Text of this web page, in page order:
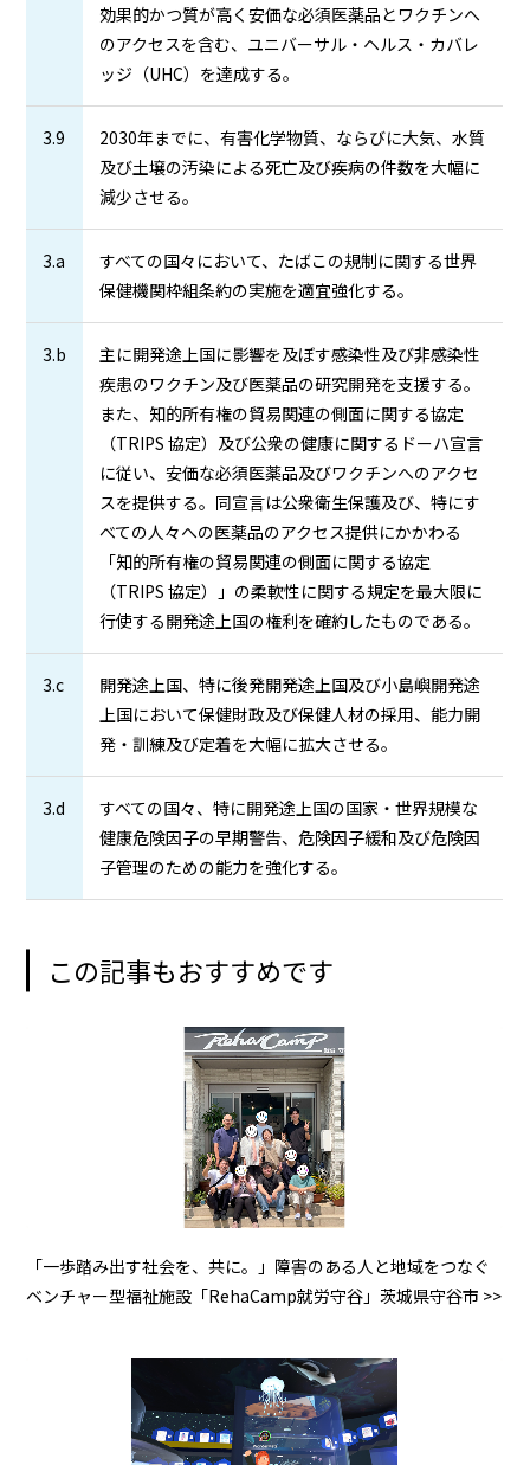
効果的かつ質が高く安価な必須医薬品とワクチンへ
のアクセスを含む、ユニバーサル・ヘルス・カバレ
ッジ（UHC）を達成する。
3.9
2030年までに、有害化学物質、ならびに大気、水質
及び土壌の汚染による死亡及び疾病の件数を大幅に
減少させる。
3.a
すべての国々において、たばこの規制に関する世界
保健機関枠組条約の実施を適宜強化する。
3.b
主に開発途上国に影響を及ぼす感染性及び非感染性
疾患のワクチン及び医薬品の研究開発を支援する。
また、知的所有権の貿易関連の側面に関する協定
（TRIPS 協定）及び公衆の健康に関するドーハ宣言
に従い、安価な必須医薬品及びワクチンへのアクセ
スを提供する。同宣言は公衆衛生保護及び、特にす
べての人々への医薬品のアクセス提供にかかわる
「知的所有権の貿易関連の側面に関する協定
（TRIPS 協定）」の柔軟性に関する規定を最大限に
行使する開発途上国の権利を確約したものである。
3.c
開発途上国、特に後発開発途上国及び小島嶼開発途
上国において保健財政及び保健人材の採用、能力開
発・訓練及び定着を大幅に拡大させる。
3.d
すべての国々、特に開発途上国の国家・世界規模な
健康危険因子の早期警告、危険因子緩和及び危険因
子管理のための能力を強化する。
この記事もおすすめです
「一歩踏み出す社会を、共に。」障害のある人と地域をつなぐ
ベンチャー型福祉施設「RehaCamp就労守谷」茨城県守谷市 >>